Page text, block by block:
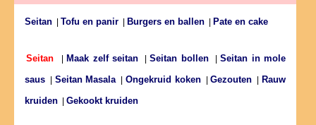
Seitan Tofu en panir Burgers en ballen Pate en cake
Seitan Maak zelf seitan |Seitan bollen|Seitan in mole
saus
Seitan Masala|Ongekruid koken|Gezouten
Rauw
kruiden
Gekookt kruiden